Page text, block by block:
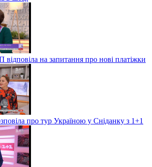
на запитання про нові платіжки
про тур Україною у Сніданку з 1+1